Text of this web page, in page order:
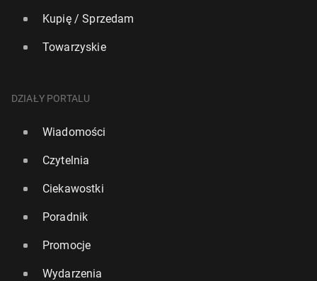
Kupię / Sprzedam
Towarzyskie
DZIAŁY PORTALU
Wiadomości
Czytelnia
Ciekawostki
Poradnik
Promocje
Wydarzenia